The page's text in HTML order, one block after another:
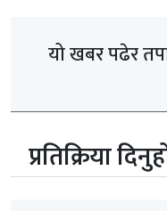
यो खबर पढेर
प्रतिक्रिया